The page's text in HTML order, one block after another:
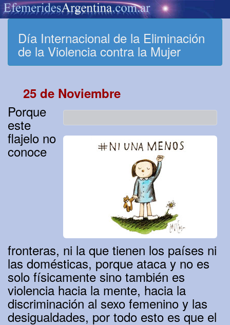
Día Internacional de la Eliminación
de la Violencia contra la Mujer
25 de Noviembre
Porque
este
flajelo no
conoce
fronteras, ni la que tienen los países ni
las domésticas, porque ataca y no es
solo físicamente sino también es
violencia hacia la mente, hacia la
discriminación al sexo femenino y las
desigualdades, por todo esto es que el